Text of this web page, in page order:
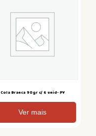
Cola Branca 90gr c/ 6 unid- PY
Ver mais